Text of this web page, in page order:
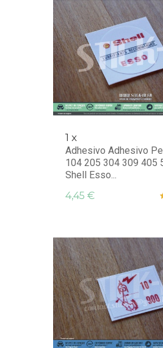
1 x
Adhesivo Adhesivo
104 205 304 309 405
Shell Esso...
4,45 €